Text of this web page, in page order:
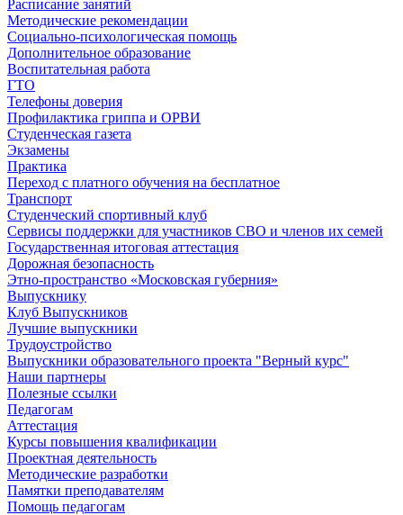
Расписание занятий
Методические рекомендации
Социально-психологическая помощь
Дополнительное образование
Воспитательная работа
ГТО
Телефоны доверия
Профилактика гриппа и ОРВИ
Cтуденческая газета
Экзамены
Практика
Переход с платного обучения на бесплатное
Транспорт
Студенческий спортивный клуб
Сервисы поддержки для участников СВО и членов их семей
Государственная итоговая аттестация
Дорожная безопасность
Этно-пространство «Московская губерния»
Выпускнику
Клуб Выпускников
Лучшие выпускники
Трудоустройство
Выпускники образовательного проекта "Верный курс"
Наши партнеры
Полезные ссылки
Педагогам
Аттестация
Курсы повышения квалификации
Проектная деятельность
Методические разработки
Памятки преподавателям
Помощь педагогам